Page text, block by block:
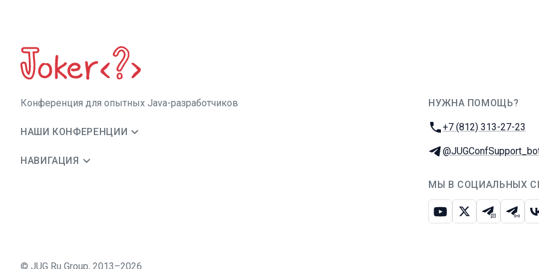
Конференция для опытных Java-разработчиков
НАШИ КОНФЕРЕНЦИИ
НАВИГАЦИЯ
НУЖНА ПОМОЩЬ?
Телефон:
+7 (812) 313-27-23
Телеграм:
МЫ В СОЦИАЛЬНЫХ
ЮтубИкс Телеграм-
© JUG Ru Group, 2013–2026